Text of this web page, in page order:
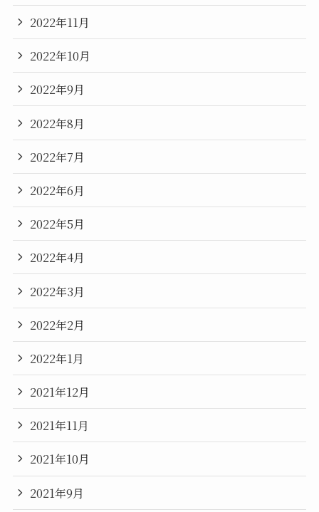
2022年11月
2022年10月
2022年9月
2022年8月
2022年7月
2022年6月
2022年5月
2022年4月
2022年3月
2022年2月
2022年1月
2021年12月
2021年11月
2021年10月
2021年9月